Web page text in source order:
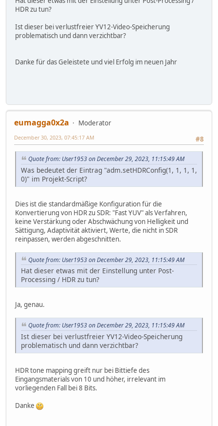
HDR zu tun?
Ist dieser bei verlustfreier YV12-Video-Speicherung
problematisch und dann verzichtbar?
Danke für das Geleistete und viel Erfolg im neuen Jahr
eumagga0x2a
Moderator
#8
December 30, 2023, 07:45:17 AM
Quote from: User1953 on December 29, 2023, 11:15:49 AM
Was bedeutet der Eintrag "adm.setHDRConfig(1, 1, 1, 1,
0)" im Projekt-Script?
Dies ist die standardmäßige Konfiguration für die
Konvertierung von HDR zu SDR: "Fast YUV" als Verfahren,
keine Verstärkung oder Abschwächung von Helligkeit und
Sättigung, Adaptivität aktiviert, Werte, die nicht in SDR
reinpassen, werden abgeschnitten.
Quote from: User1953 on December 29, 2023, 11:15:49 AM
Hat dieser etwas mit der Einstellung unter Post-
Processing / HDR zu tun?
Ja, genau.
Quote from: User1953 on December 29, 2023, 11:15:49 AM
Ist dieser bei verlustfreier YV12-Video-Speicherung
problematisch und dann verzichtbar?
HDR tone mapping greift nur bei Bittiefe des
Eingangsmaterials von 10 und höher, irrelevant im
vorliegenden Fall bei 8 Bits.
Danke